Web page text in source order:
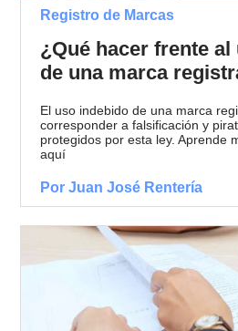
Registro de Marcas
¿Qué hacer frente
de una marca
El uso indebido de una marca
corresponder a falsificación y
protegidos por esta ley. Aprende
aquí
Por Juan José Rentería